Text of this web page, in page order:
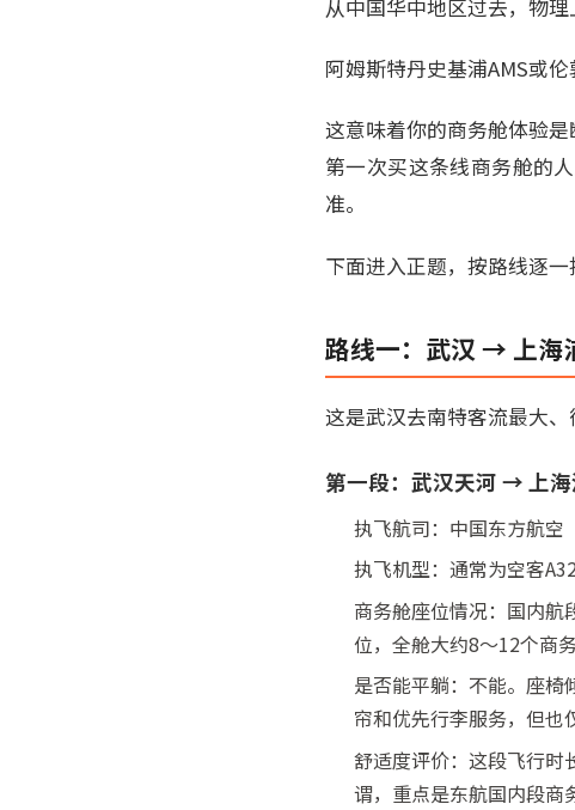
从中国华中地区过去，物
阿姆斯特丹史基浦AMS或
这意味着你的商务舱体验
第一次买这条线商务舱的
准。
下面进入正题，按路线逐一
路线一：武汉 → 上海
这是武汉去南特客流最大、
第一段：武汉天河 → 上海
执飞航司：中国东方航空
执飞机型：通常为空客
商务舱座位情况：国内
位，全舱大约8～12个商
是否能平躺：不能。座
帘和优先行李服务，但
舒适度评价：这段飞行时
谓，重点是东航国内段商